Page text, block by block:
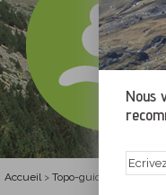
Nous
Accueil> Topo-guides Web et